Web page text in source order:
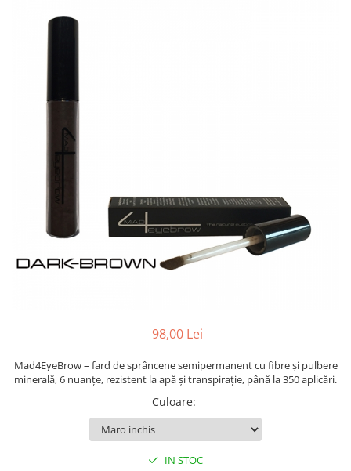
98,00 Lei
Mad4EyeBrow – fard de sprâncene semipermanent cu fibre și pulbere
minerală, 6 nuanțe, rezistent la apă și transpirație, până la 350 aplicări.
Culoare:
IN STOC